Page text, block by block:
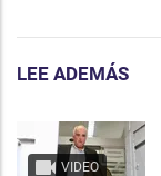
LEE ADEMÁS
VIDEO